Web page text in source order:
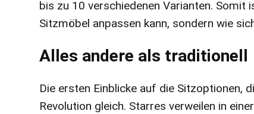
bis zu 10 verschiedenen Varianten.
Sitzmöbel anpassen kann, sondern wie
Alles andere als traditionell
Die ersten Einblicke auf die Sitzoptionen,
Revolution gleich. Starres verweilen in